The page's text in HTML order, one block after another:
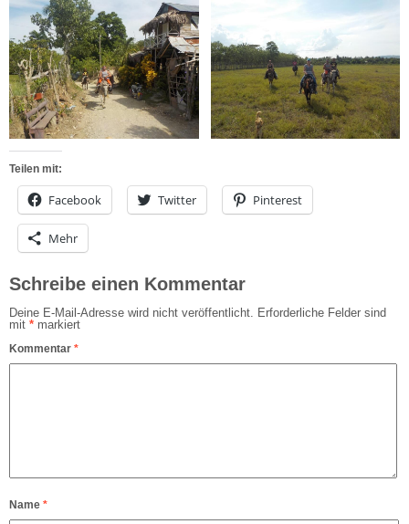
Teilen mit:
Facebook Twitter Pinterest
Mehr
Schreibe einen Kommentar
Deine E-Mail-Adresse wird nicht veröffentlicht. Erforderliche Felder sind
mit * markiert
Kommentar *
Name *